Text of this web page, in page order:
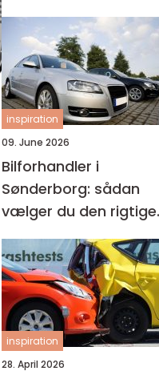
kørekort
inspiration
09. June 2026
Bilforhandler i
Sønderborg: sådan
vælger du den rigtige
brugtbil
inspiration
28. April 2026